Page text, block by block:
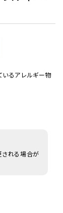
るアレルギー物
れる場合が